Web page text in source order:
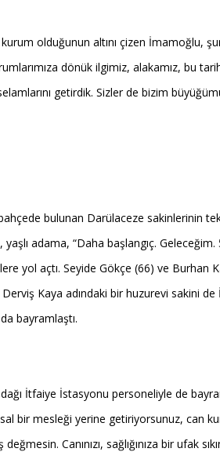
olduğunun altını çizen İmamoğlu,
dönük ilgimiz, alakamız, bu
getirdik. Sizler de bizim
bulunan Darülaceze sakinlerinin
adama, “Daha başlangıç.
yol açtı. Seyide Gökçe (66) ve Burhan
Kaya adındaki bir huzurevi sakini
bayramlaştı.
İtfaiye İstasyonu personeliyle de
bir mesleği yerine getiriyorsunuz, can
Canınızı, sağlığınıza bir ufak